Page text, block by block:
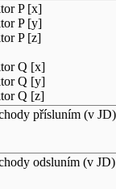
P [x]
P [y]
P [z]
Q [x]
Q [y]
Q [z]
přísluním (v JD)
odsluním (v JD)